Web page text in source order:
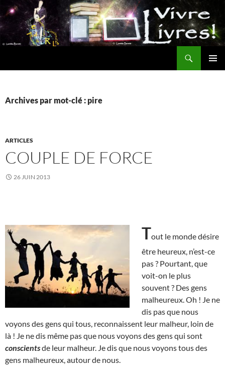
Aller
au
contenu
Archives par mot-clé : pire
ARTICLES
COUPLE DE FORCE
26 JUIN 2013
Tout le monde désire
être heureux, n’est-ce
pas ? Pourtant, que
voit-on le plus
souvent ? Des gens
malheureux. Oh ! Je ne
dis pas que nous
voyons des gens qui tous, reconnaissent leur malheur, loin de
là ! Je ne dis même pas que nous voyons des gens qui sont
conscientsde leur malheur. Je dis que nous voyons tous des
gens malheureux, autour de nous.